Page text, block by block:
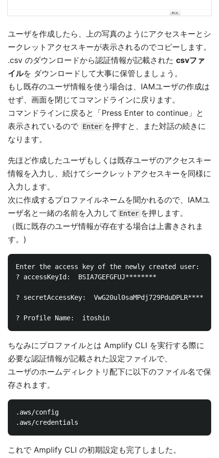
ユーザを作成したら、上の写真のようにアクセスキーとシ
ークレットアクセスキーが表示されるのでコピーします。
.csv のダウンロードから認証情報が記載された csvファ
イルを ダウンロードして大事に保管しましょう。
もし既存のユーザ情報を使う場合は、IAMユーザの作成は
せず、画面を閉じてコマンドラインに戻ります。
コマンドラインに戻ると「Press Enter to continue」と
表示されているので
Enter を押すと、また対話の続きに
なります。
先ほど作成したユーザもしくは既存ユーザのアクセスキー
情報を入力し、続けてシークレットアクセスキーを同様に
入力します。
次に作成するプロファイルネームを聞かれるので、IAMユ
ーザ名と一緒の名前を入力して Enter を押します。
（既に既存のユーザ情報が存在する場合は上書きされま
す。)
Enter the access key of the newly created user:
? accessKeyId:  BSIA7GEFGFUJ********
? secretAccessKey:
ちなみにプロファイルとは Amplify CLI を実行する際に
必要な認証情報が記載された設定ファイルで、
ユーザのホームディレクトリ配下に以下のファイル名で保
存されます。
.aws/config
これで Amplify CLI の初期設定も完了しました。